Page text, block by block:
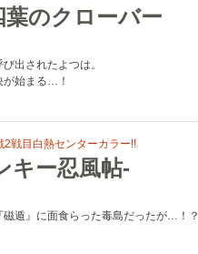
葉のクローバー
出されたよつは。
が始まる…！
2戦目白熱センターカラー!!
キー忍風帖-
磁遁』に面食らった毒島だったが…！？